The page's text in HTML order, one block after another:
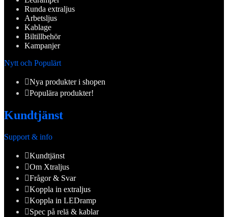
Runda extraljus
Arbetsljus
Kablage
Biltillbehör
Kampanjer
Nytt och Populärt
Nya produkter i shopen
Populära produkter!
Kundtjänst
Support & info
Kundtjänst
Om Xtraljus
Frågor & Svar
Koppla in extraljus
Koppla in LEDramp
Spec på relä & kablar